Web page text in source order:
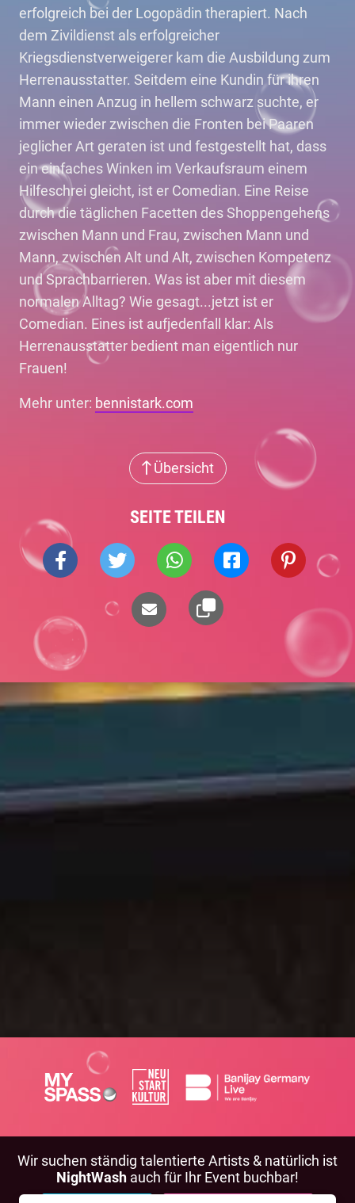
erfolgreich bei der Logopädin therapiert. Nach
dem Zivildienst als erfolgreicher
Kriegsdienstverweigerer kam die Ausbildung zum
Herrenausstatter. Seitdem eine Kundin für ihren
Mann einen Anzug in hellem schwarz suchte, er
immer wieder zwischen die Fronten bei Paaren
jeglicher Art geraten ist und festgestellt hat, dass
ein einfaches Winken im Verkaufsraum einem
Hilfeschrei gleicht, ist er Comedian. Eine Reise
durch die täglichen Facetten des Shoppengehens
zwischen Mann und Frau, zwischen Mann und
Mann, zwischen Alt und Alt, zwischen Kompetenz
und Sprachbarrieren. Was ist aber mit diesem
normalen Alltag? Wie gesagt...jetzt ist er
Comedian. Eines ist aufjedenfall klar: Als
Herrenausstatter bedient man eigentlich nur
Frauen!
Mehr unter: bennistark.com
Übersicht
SEITE TEILEN
Wir suchen ständig talentierte Artists & natürlich ist
NightWash auch für Ihr Event buchbar!